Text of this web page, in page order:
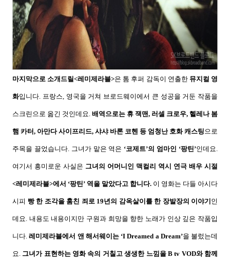
마지막으로 소개드릴<레미제라블>은 톰 후퍼 감독이 연출한 뮤지컬 영
화입니다. 프랑스, 영국을 거쳐 브로드웨이에서 큰 성공을 거둔 작품을
스크린으로 옮긴 것인데요. 배역으로는 휴 잭맨, 러셀 크로우, 헬레나 봄
햄 카터 , 아만다 사이프리드, 샤샤 바론 코헨 등 엄청난 호화 캐스팅으로
주목을 끌었습니다. 그녀가 맡은 역은 ‘코제트’의 엄마인 ‘팡틴’인데요.
여기서 흥미로운 사실은 그녀의 어머니인 맥컬리 역시 연극 배우 시절
<레미제라블>에서 ‘팡틴’ 역을 맡았다고 합니다. 이 영화는 다들 아시다
시피 빵 한 조각을 훔친 죄로19년의 감옥살이를 한 장발장의 이야기 인
데요. 내용도 내용이지만 구원과 희망을 향한 노래가 인상 깊은 작품입
니다.레미제라블에서 앤 해서웨이는 ‘I Dreamed a Dream’을 불렀는데
요. 그녀가 표현하는 영화 속의 거칠고 생생한 느낌을B tv VOD와 함께